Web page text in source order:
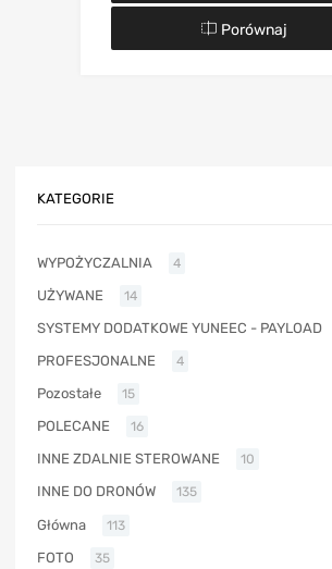
Porównaj
KATEGORIE
WYPOŻYCZALNIA 4
UŻYWANE 14
SYSTEMY DODATKOWE YUNEEC - PAYLOAD
PROFESJONALNE 4
Pozostałe 15
POLECANE 16
INNE ZDALNIE STEROWANE 10
INNE DO DRONÓW 135
Główna 113
FOTO 35